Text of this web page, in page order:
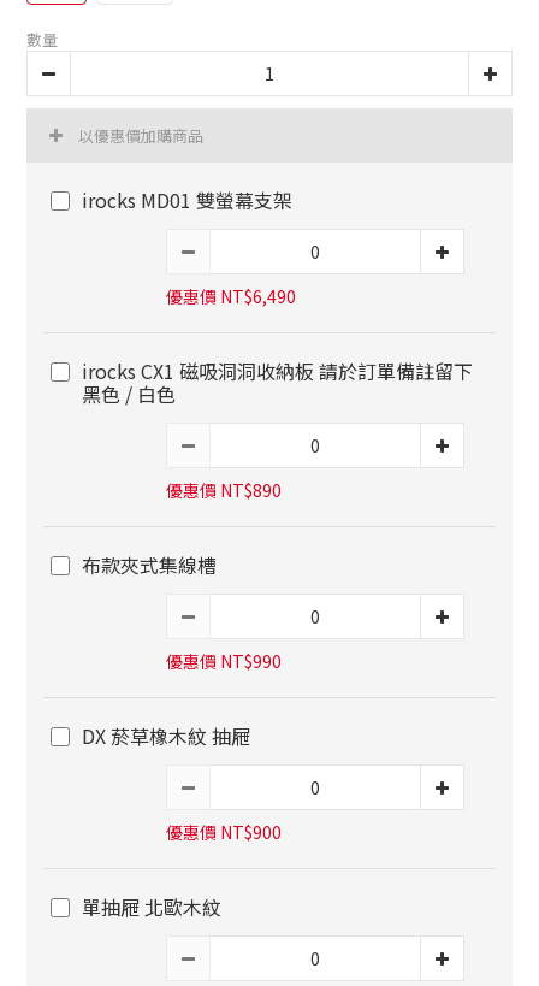
數量
以優惠價加購商品
irocks MD01 雙螢幕支架
優惠價 NT$6,490
irocks CX1 磁吸洞洞收納板 請於訂單備註留下
黑色 / 白色
優惠價 NT$890
布款夾式集線槽
優惠價 NT$990
DX 菸草橡木紋 抽屜
優惠價 NT$900
單抽屜 北歐木紋